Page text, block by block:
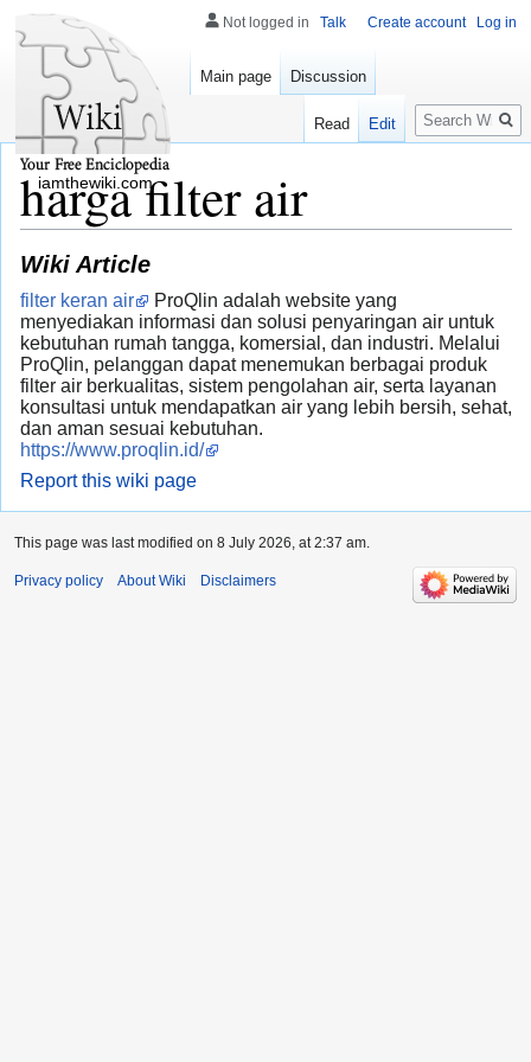
harga filter air
Wiki Article
filter keran air
ProQlin adalah website yang
menyediakan informasi dan solusi penyaringan air untuk
kebutuhan rumah tangga, komersial, dan industri. Melalui
ProQlin, pelanggan dapat menemukan berbagai produk
filter air berkualitas, sistem pengolahan air, serta layanan
konsultasi untuk mendapatkan air yang lebih bersih, sehat,
dan aman sesuai kebutuhan.
https://www.proqlin.id/
Report this wiki page
Not logged in Talk Create account Log in
Main page Discussion
Read Edit
Search
iamthewiki.com
This page was last modified on 8 July 2026, at 2:37 am.
Privacy policy About Wiki Disclaimers